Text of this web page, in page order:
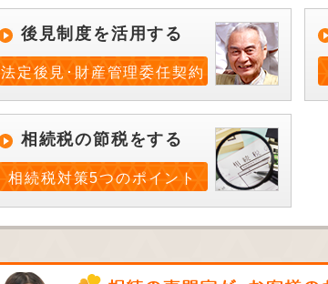
後見制度を活用する
法定後見･財産管理委任契約
相続税の節税をする
相続税対策5つのポイント